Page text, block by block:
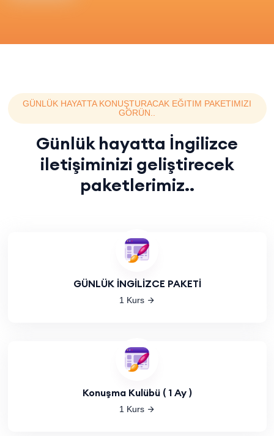
GÜNLÜK HAYATTA KONUŞTURACAK EĞITIM PAKETIMIZI
GÖRÜN..
Günlük hayatta İngilizce
iletişiminizi geliştirecek
paketlerimiz..
GÜNLÜK İNGİLİZCE PAKETİ
1 Kurs
Konuşma Kulübü ( 1 Ay )
1 Kurs